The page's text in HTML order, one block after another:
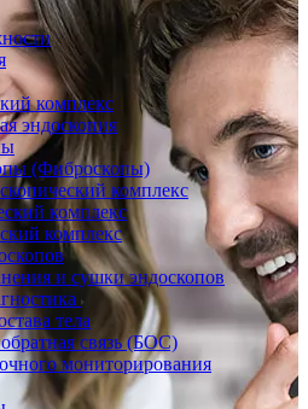
комплекс
эндоскопия
(Фиброcкопы)
комплекс
комплекс
комплекс
и сушки эндоскопов
тела
связь (БОС)
мониторирования